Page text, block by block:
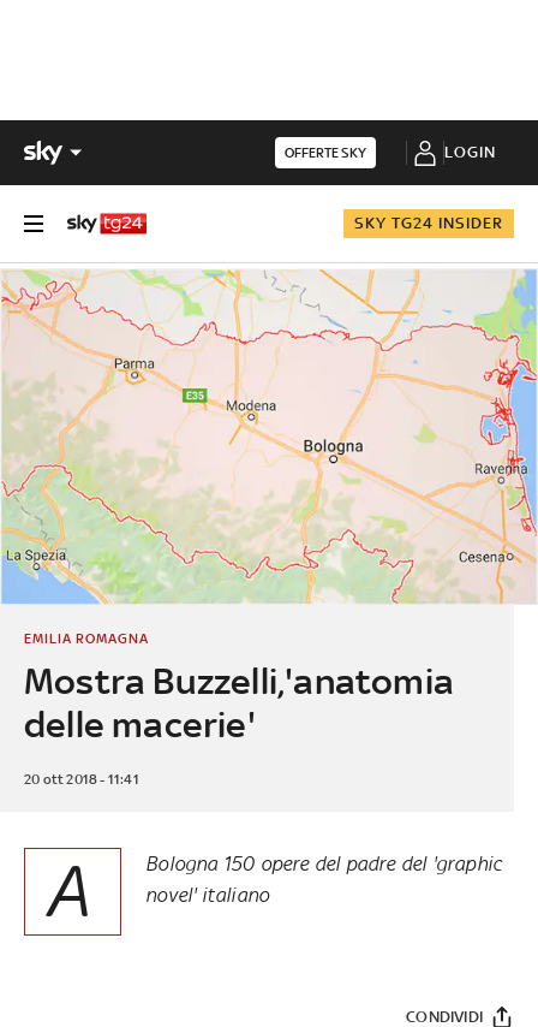
OFFERTE SKY LOGIN
SKY TG24 INSIDER
Mostra Buzzelli,'anatomia
delle macerie'
EMILIA ROMAGNA
20 ott 2018 - 11:41
A
Bologna 150 opere del padre del 'graphic
novel' italiano
CONDIVIDI